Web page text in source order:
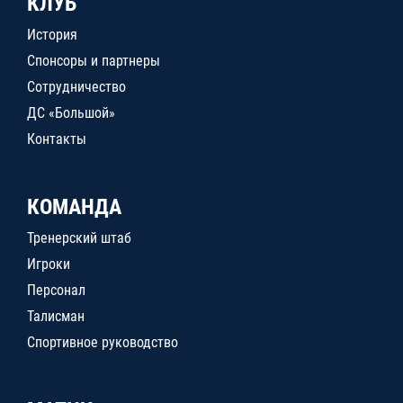
История
Спонсоры и партнеры
Сотрудничество
ДС «Большой»
Контакты
КОМАНДА
Тренерский штаб
Игроки
Персонал
Талисман
Спортивное руководство